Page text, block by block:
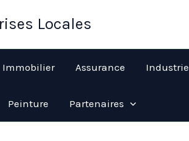
Locales
Immobilier Assurance Industrie
Peinture Partenaires